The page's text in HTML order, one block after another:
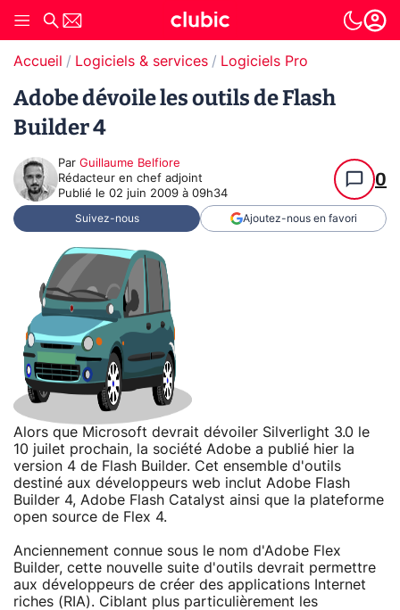
Accueil Logiciels & services Logiciels Pro
Adobe dévoile les outils de Flash
Builder 4
Par Guillaume Belfiore
Rédacteur en chef adjoint
Publié le 02 juin 2009 à 09h34
0
Suivez-nous Ajoutez-nous en favori
Alors que Microsoft devrait dévoiler Silverlight 3.0 le
10 juilet prochain, la société Adobe a publié hier la
version 4 de Flash Builder. Cet ensemble d'outils
destiné aux développeurs web inclut Adobe Flash
Builder 4, Adobe Flash Catalyst ainsi que la plateforme
open source de Flex 4.
Anciennement connue sous le nom d'Adobe Flex
Builder, cette nouvelle suite d'outils devrait permettre
aux développeurs de créer des applications Internet
riches (RIA). Ciblant plus particulièrement les